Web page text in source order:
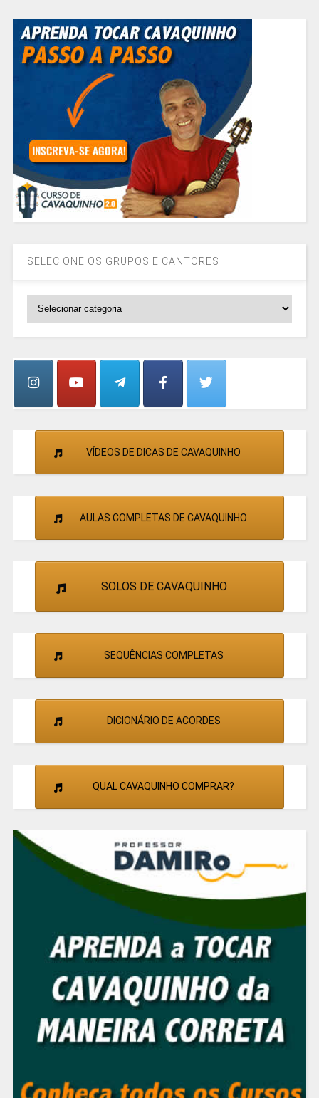
SELECIONE OS GRUPOS E CANTORES
CANTORES
VÍDEOS DE DICAS DE CAVAQUINHO
AULAS COMPLETAS DE CAVAQUINHO
SOLOS DE CAVAQUINHO
SEQUÊNCIAS COMPLETAS
DICIONÁRIO DE ACORDES
QUAL CAVAQUINHO COMPRAR?